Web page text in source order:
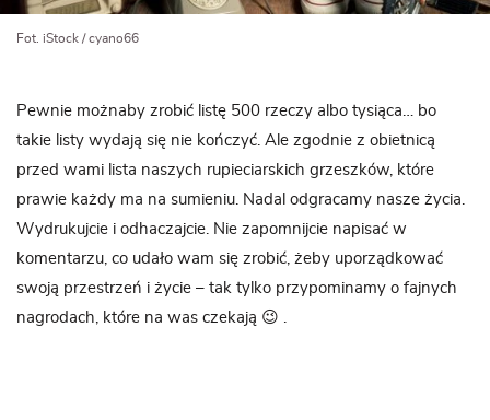
Fot. iStock / cyano66
Pewnie możnaby zrobić listę 500 rzeczy albo tysiąca… bo
takie listy wydają się nie kończyć. Ale zgodnie z obietnicą
przed wami lista naszych rupieciarskich grzeszków, które
prawie każdy ma na sumieniu. Nadal odgracamy nasze życia.
Wydrukujcie i odhaczajcie. Nie zapomnijcie napisać w
komentarzu, co udało wam się zrobić, żeby uporządkować
swoją przestrzeń i życie – tak tylko przypominamy o fajnych
nagrodach, które na was czekają 😉 .